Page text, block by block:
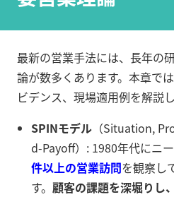
最新の営業手法には、長年の
論が数多くあります。本章で
ビデンス、現場適用例を解説し
SPINモデル （Situation,
d-Payoff）: 1980年代にニ
件以上の営業訪問を観察し
す。 顧客の課題を深堀りし